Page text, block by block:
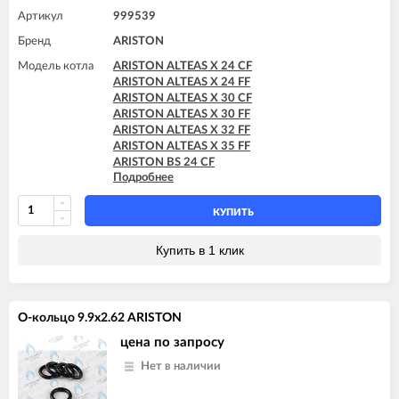
ARISTON GENUS X 30 FF
ARISTON GENUS X 32 FF
ARISTON HS X 15 CF
ARISTON HS X 15 FF
ARISTON HS X 18 FF
ARISTON HS X 24 CF
ARISTON HS X 24 FF
Артикул 999539
Бренд ARISTON
Модель котла
ARISTON ALTEAS X 24 CF
ARISTON ALTEAS X 24 FF
ARISTON ALTEAS X 30 CF
ARISTON ALTEAS X 30 FF
ARISTON ALTEAS X 32 FF
ARISTON ALTEAS X 35 FF
ARISTON BS 24 CF
ARISTON BS II 24 CF
ARISTON BS II 24 CF-EU
ARISTON CARES X 15 CF
ARISTON CARES X 15 FF
ARISTON CARES X 24 CF
ARISTON CLAS 24 CF
ARISTON CLAS B 24 CF
ARISTON CLAS EVO 24 CF-EU
Подробнее
КУПИТЬ
Купить в 1 клик
О-кольцо 9.9x2.62 ARISTON
цена по запросу
Нет в наличии